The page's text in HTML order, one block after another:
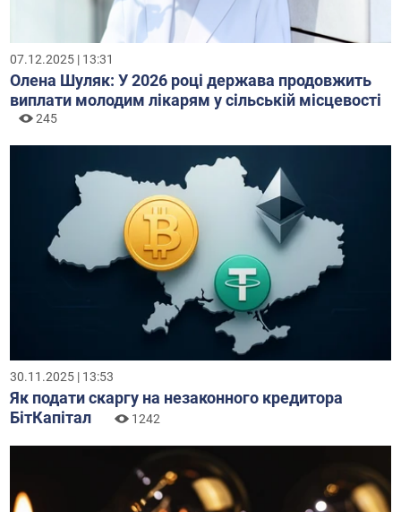
07.12.2025 | 13:31
Олена Шуляк: У 2026 році держава продовжить
виплати молодим лікарям у сільській місцевості
245
30.11.2025 | 13:53
Як подати скаргу на незаконного кредитора
БітКапітал
1242